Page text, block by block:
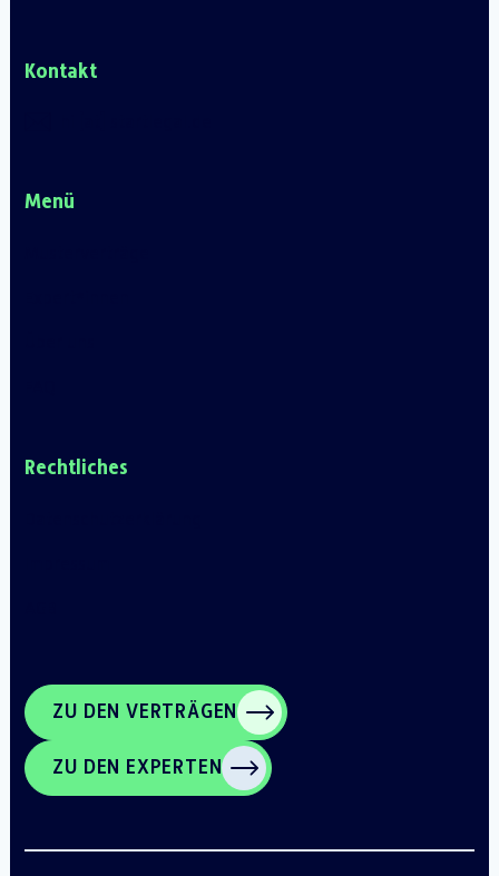
Kontakt
Menü
Rechtliches
ZU DEN VERTRÄGEN
ZU DEN EXPERTEN